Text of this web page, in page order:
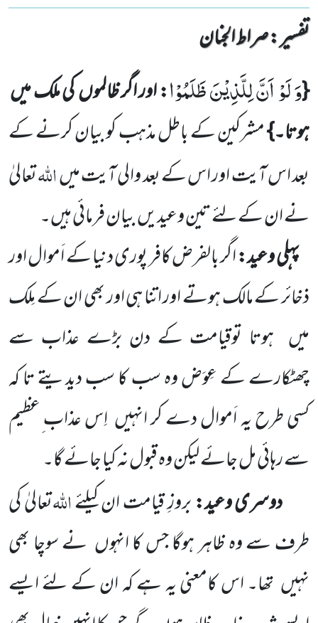
تفسیر : ‎صراط الجنان
{وَ لَوْ اَنَّ لِلَّذِیْنَ ظَلَمُوْا: اور اگر ظالموںکی ملک میں
ہوتا۔}مشرکین کے باطل مذہب کو بیان کرنے کے
بعد اس آیتاور اس کے بعد والی آیت میںاللہتعالیٰ
نے ان کے لئے تین وعیدیںبیان فرمائی ہیں۔
پہلی وعید:اگر بالفرض کافر پوری دنیا کے اَموال اور
ذخائر کے مالک ہوتے اور اتنا ہی اور بھی ان کے مِلک
میں ہوتا توقیامت کے دن بڑے عذاب سے
چھٹکارے کے عِوَض وہ سب کا سب دیدیتے تا کہ
کسی طرح یہ اَموال دے کر انہیں اِس عذاب ِعظیم
سے رہائی مل جائے لیکن وہ قبول نہ کیا جائے گا۔
دوسری وعید:بروزِ قیامت ان کیلئےاللہتعالیٰ کی
طرف سے وہ ظاہر ہوگا جس کا انہوں نے سوچا بھی
نہیں تھا۔اس کامعنی یہ ہے کہ ان کے لئے ایسے